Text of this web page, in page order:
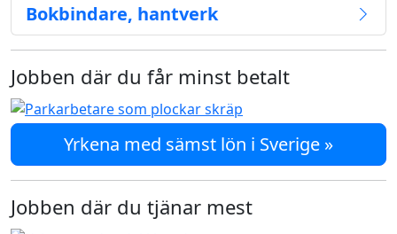
Bokbindare, hantverk
Jobben där du får minst betalt
Yrkena med sämst lön i Sverige »
Jobben där du tjänar mest